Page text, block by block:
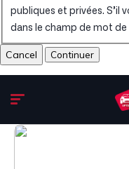
publiques et privées. S’il
dans le champ de mot de
Cancel